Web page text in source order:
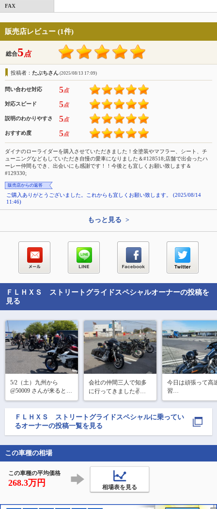
FAX
販売店レビュー (1件)
総合5点
投稿者： たぶちさん (2025/08/13 17:09)
問い合わせ対応 5点
対応スピード 5点
説明のわかりやすさ 5点
おすすめ度 5点
ダイナのローライダーを購入させていただきました！全塗装やマフラー、シート、チ
ューニングなどもしていただき自慢の愛車になりました＆#128518;店舗で出会ったハ
ーレー仲間もでき、出会いにも感謝です！！今後とも宜しくお願い致します＆
#129330;
販売店からの返答
ご購入ありがとうございました。これからも宜しくお願い致します。 (2025/08/14
11:46)
もっと見る >
ＦＬＨＸＳ ストリートグライドスペシャルオーナーの投稿を
見る
5/2（土）九州から
@50009 さんが来るとい
う事で@128118 さんが
企画した琵琶湖ツーリ
ングに参加しました😀
mataoさんと､しばしばた
えに行き夜中走っ
会社の仲間三人で知多
に行ってきました✌️
@60735 さんが投稿して
いた､とんぱ〜れ&海の
ドラゴンに行ってきま
した。注文の仕方が分
からず店主の人に聞い
今日は頑張って高
習
横風風速七㍍はさ
に煽られました(^-
ＦＬＨＸＳ ストリートグライドスペシャルに乗ってい
るオーナーの投稿一覧を見る
この車種の相場
この車種の平均価格
268.3万円 相場表を見る